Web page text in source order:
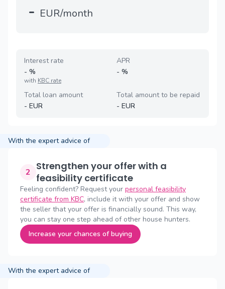
- EUR/month
Interest rate
- %
with KBC rate
APR
- %
Total loan amount
- EUR
Total amount to be repaid
- EUR
With the expert advice of
2 Strengthen your offer with a
feasibility certificate
Feeling confident? Request your personal feasibility
certificate from KBC, include it with your offer and show
the seller that your offer is financially sound. This way,
you can stay one step ahead of other house hunters.
Increase your chances of buying
With the expert advice of